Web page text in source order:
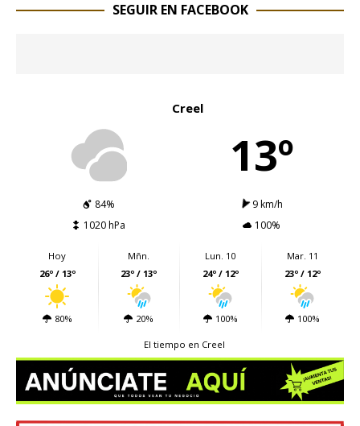
SEGUIR EN FACEBOOK
Creel
13º
84%
9 km/h
1020 hPa
100%
Hoy
26º / 13º
80%
Mñn.
23º / 13º
20%
Lun. 10
24º / 12º
100%
Mar. 11
23º / 12º
100%
El tiempo en Creel